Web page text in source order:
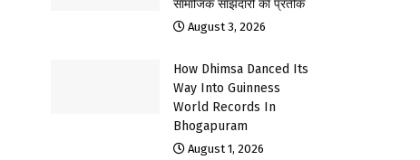
सामाजिक साझेदारी का प्रतीक
August 3, 2026
How Dhimsa Danced Its
Way Into Guinness
World Records In
Bhogapuram
August 1, 2026